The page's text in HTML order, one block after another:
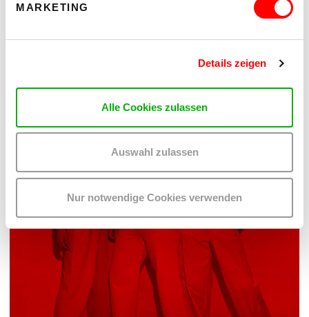
MARKETING
Details zeigen
Alle Cookies zulassen
Auswahl zulassen
Nur notwendige Cookies verwenden
Mi 12.8.2026